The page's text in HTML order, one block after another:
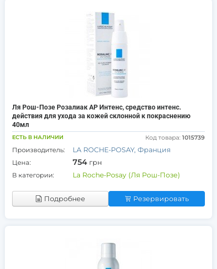
Ля Рош-Позе Розалиак АР Интенс, средство интенс.
действия для ухода за кожей склонной к покраснению
40мл
ЕСТЬ В НАЛИЧИИ Код товара: 1015739
Производитель: LA ROCHE-POSAY, Франция
Цена: 754 грн
В категории: La Roche-Posay (Ля Рош-Позе)
Подробнее Резервировать